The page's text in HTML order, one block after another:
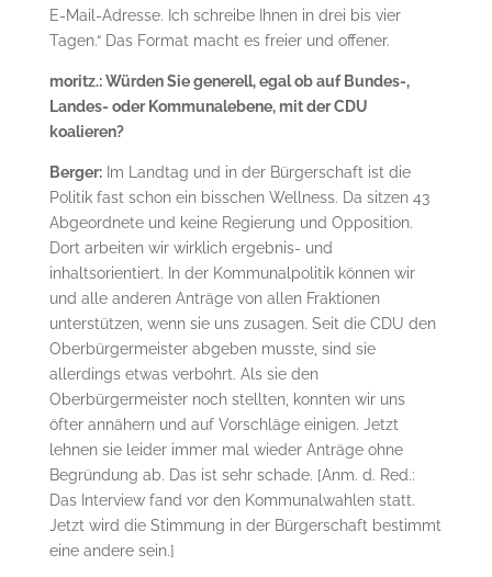
E-Mail-Adresse. Ich schreibe Ihnen in drei bis vier
Tagen.“ Das Format macht es freier und offener.
moritz.: Würden Sie generell, egal ob auf Bundes-,
Landes- oder Kommunalebene, mit der CDU
koalieren?
Berger:Im Landtag und in der Bürgerschaft ist die
Politik fast schon ein bisschen Wellness. Da sitzen 43
Abgeordnete und keine Regierung und Opposition.
Dort arbeiten wir wirklich ergebnis- und
inhaltsorientiert. In der Kommunalpolitik können wir
und alle anderen Anträge von allen Fraktionen
unterstützen, wenn sie uns zusagen. Seit die CDU den
Oberbürgermeister abgeben musste, sind sie
allerdings etwas verbohrt. Als sie den
Oberbürgermeister noch stellten, konnten wir uns
öfter annähern und auf Vorschläge einigen. Jetzt
lehnen sie leider immer mal wieder Anträge ohne
Begründung ab. Das ist sehr schade. [Anm. d. Red.:
Das Interview fand vor den Kommunalwahlen statt.
Jetzt wird die Stimmung in der Bürgerschaft bestimmt
eine andere sein.]